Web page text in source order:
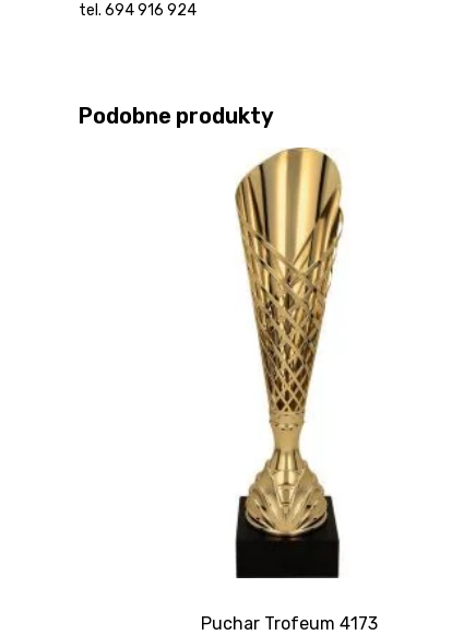
tel. 694 916 924
Podobne produkty
Puchar Trofeum 4173